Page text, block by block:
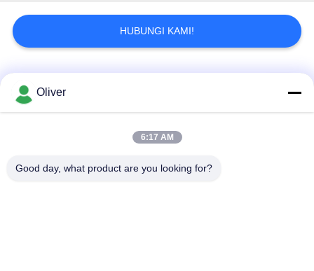
HUBUNGI KAMI!
Bad Request
7075 Aluminium
Oliver
6:17 AM
Good day, what product are you looking for?